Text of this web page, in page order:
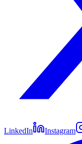
LinkedIn Instagram